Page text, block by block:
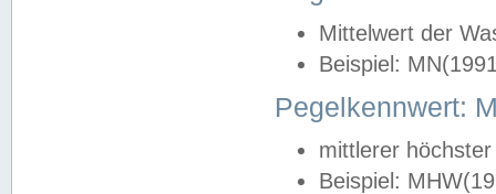
Mittelwert der
Beispiel:
Pegelkennwert:
mittlerer
Beispiel: